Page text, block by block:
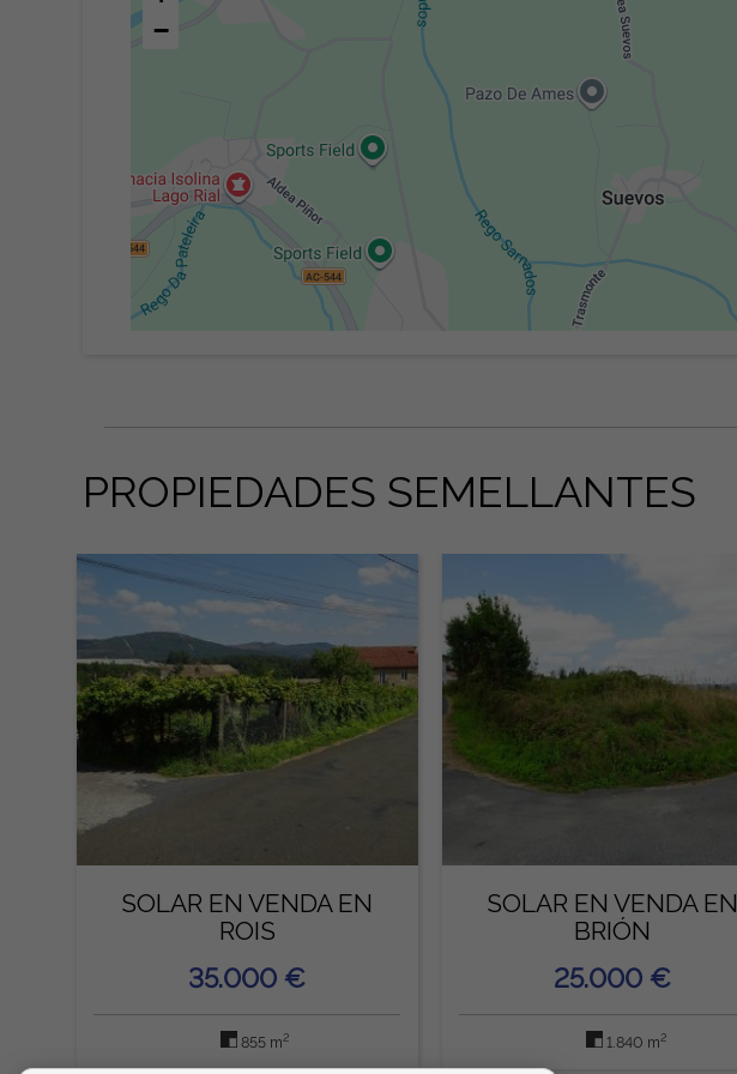
−
PROPIEDADES SEMELLANTES
SOLAR EN VENDA EN
ROIS
35.000 €
855 m2
SOLAR EN VENDA EN
BRIÓN
25.000 €
1.840 m2